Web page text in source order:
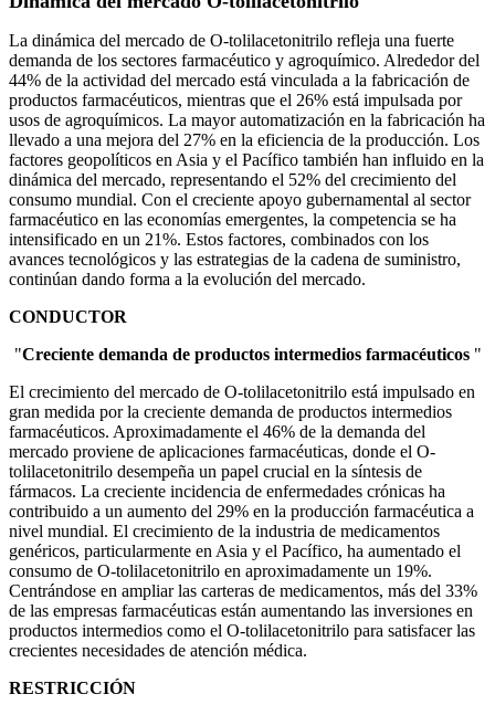
La dinámica del mercado de O-tolilacetonitrilo refleja una fuerte
demanda de los sectores farmacéutico y agroquímico. Alrededor del
44% de la actividad del mercado está vinculada a la fabricación de
productos farmacéuticos, mientras que el 26% está impulsada por
usos de agroquímicos. La mayor automatización en la fabricación ha
llevado a una mejora del 27% en la eficiencia de la producción. Los
factores geopolíticos en Asia y el Pacífico también han influido en la
dinámica del mercado, representando el 52% del crecimiento del
consumo mundial. Con el creciente apoyo gubernamental al sector
farmacéutico en las economías emergentes, la competencia se ha
intensificado en un 21%. Estos factores, combinados con los
avances tecnológicos y las estrategias de la cadena de suministro,
continúan dando forma a la evolución del mercado.
CONDUCTOR
"Creciente demanda de productos intermedios farmacéuticos "
El crecimiento del mercado de O-tolilacetonitrilo está impulsado en
gran medida por la creciente demanda de productos intermedios
farmacéuticos. Aproximadamente el 46% de la demanda del
mercado proviene de aplicaciones farmacéuticas, donde el O-
tolilacetonitrilo desempeña un papel crucial en la síntesis de
fármacos. La creciente incidencia de enfermedades crónicas ha
contribuido a un aumento del 29% en la producción farmacéutica a
nivel mundial. El crecimiento de la industria de medicamentos
genéricos, particularmente en Asia y el Pacífico, ha aumentado el
consumo de O-tolilacetonitrilo en aproximadamente un 19%.
Centrándose en ampliar las carteras de medicamentos, más del 33%
de las empresas farmacéuticas están aumentando las inversiones en
productos intermedios como el O-tolilacetonitrilo para satisfacer las
crecientes necesidades de atención médica.
RESTRICCIÓN